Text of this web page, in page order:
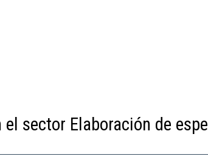
el sector Elaboración de